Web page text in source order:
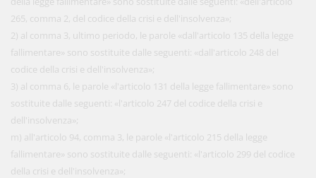
265, comma 2, del codice della crisi e dell'insolvenza»;
2) al comma 3, ultimo periodo, le parole «dall'articolo 135 della legge
fallimentare» sono sostituite dalle seguenti: «dall'articolo 248 del
codice della crisi e dell'insolvenza»;
3) al comma 6, le parole «l'articolo 131 della legge fallimentare» sono
sostituite dalle seguenti: «l'articolo 247 del codice della crisi e
dell'insolvenza»;
m) all'articolo 94, comma 3, le parole «l'articolo 215 della legge
fallimentare» sono sostituite dalle seguenti: «l'articolo 299 del codice
della crisi e dell'insolvenza»;